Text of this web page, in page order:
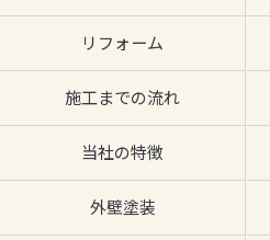
リフォーム
施工までの流れ
当社の特徴
外壁塗装